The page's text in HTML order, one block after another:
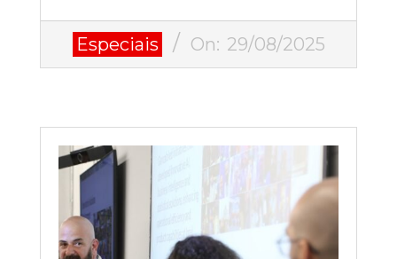
2025-
Especiais On: 29/08/2025